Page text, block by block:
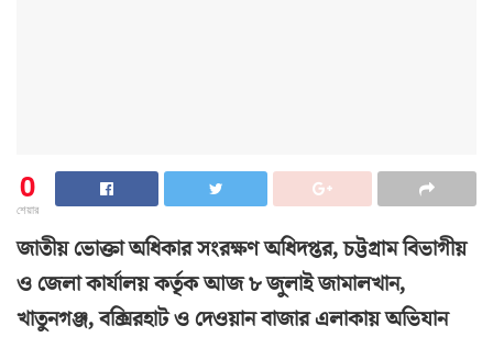
0
শেয়ার
জাতীয় ভোক্তা অ‌ধিকার সংরক্ষণ অ‌ধিদপ্তর, চট্টগ্রাম বিভাগীয়
ও জেলা কার্যালয় কর্তৃক আজ ৮ জুলাই ‌জামালখান,
খাতুনগঞ্জ, ব‌ক্সিরহাট ও দেওয়ান বাজার এলাকায় অ‌ভিযান